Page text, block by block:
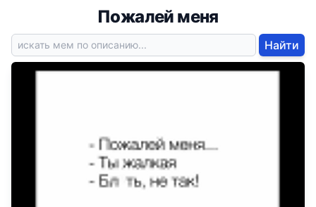
Пожалей меня
Найти